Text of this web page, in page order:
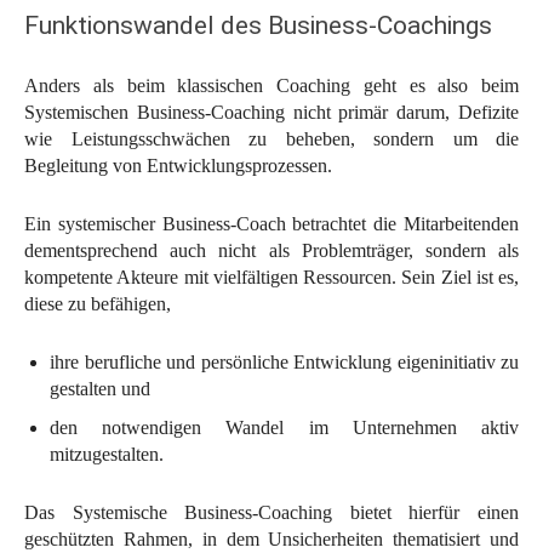
Funktionswandel des Business-Coachings
Anders als beim klassischen Coaching geht es also beim
Systemischen Business-Coaching nicht primär darum, Defizite
wie Leistungsschwächen zu beheben, sondern um die
Begleitung von Entwicklungsprozessen.
Ein systemischer Business-Coach betrachtet die Mitarbeitenden
dementsprechend auch nicht als Problemträger, sondern als
kompetente Akteure mit vielfältigen Ressourcen. Sein Ziel ist es,
diese zu befähigen,
ihre berufliche und persönliche Entwicklung eigeninitiativ zu
gestalten und
den notwendigen Wandel im Unternehmen aktiv
mitzugestalten.
Das Systemische Business-Coaching bietet hierfür einen
geschützten Rahmen, in dem Unsicherheiten thematisiert und